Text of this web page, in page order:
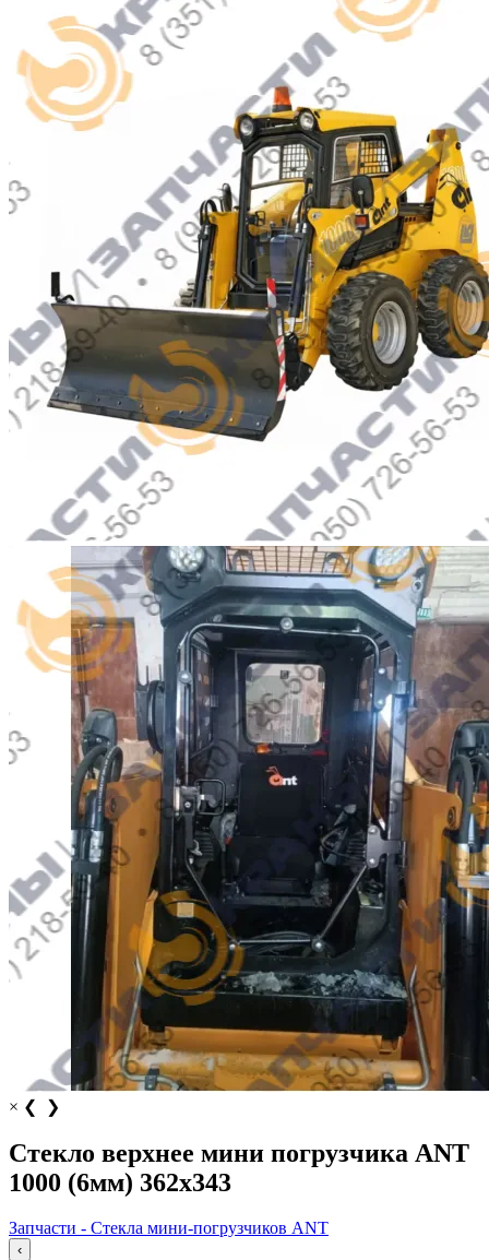
× ❮ ❯
Стекло верхнее мини погрузчика ANT
1000 (6мм) 362х343
Запчасти - Стекла мини-погрузчиков ANT
‹